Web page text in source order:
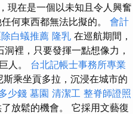
現在是一個以未知且令人興奮
何東西都無法比擬的。 會計
白蟻推薦 隆乳 在巡航期間，
裡，只要發揮一點想像力，
人。 台北記帳士事務所專業
乘坐貢多拉，沉浸在城市的
少錢 墓園 清潔工 整脊師證照
放鬆的機會。 它採用文藝復